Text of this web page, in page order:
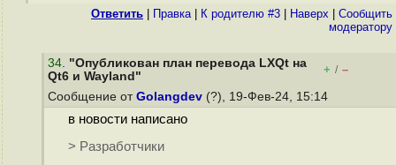
Ответить Правка| К родителю #3 Наверх
Cообщить
модератору
34. "Опубликован план перевода LXQt на
Qt6 и Wayland"
+ / –
Сообщение от Golangdev (?), 19-Фев-24, 15:14
в новости написано
> Разработчики